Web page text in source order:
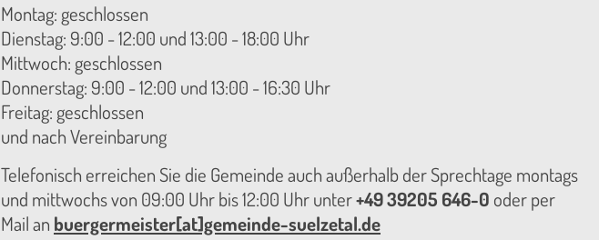
Montag: geschlossen
Dienstag: 9:00 - 12:00 und 13:00 - 18:00 Uhr
Mittwoch: geschlossen
Donnerstag: 9:00 - 12:00 und 13:00 - 16:30 Uhr
Freitag: geschlossen
und nach Vereinbarung
Telefonisch erreichen Sie die Gemeinde auch außerhalb der Sprechtage montags
und mittwochs von 09:00 Uhr bis 12:00 Uhr unter+49 39205 646-0 oder per
Mail an buergermeister[at]gemeinde-suelzetal.de